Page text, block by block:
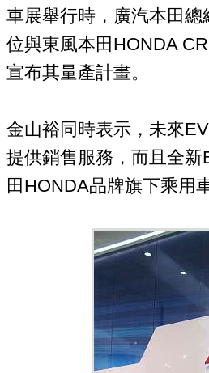
車展舉行時，廣汽本田
位與東風本田HONDA
宣布其量產計畫。
金山裕同時表示，未來
提供銷售服務，而且全
田HONDA品牌旗下乘用